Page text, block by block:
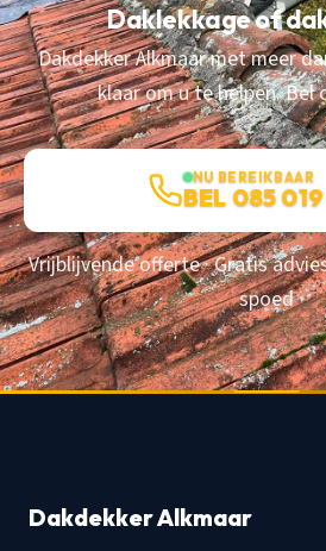
Daklekkage of
Dakdekker Alkmaar met meer
klaar om u te helpen. Bel
NU BEREIKBAAR
BEL 085
Vrijblijvende offerte · Gratis
spoed
Dakdekker Alkmaar